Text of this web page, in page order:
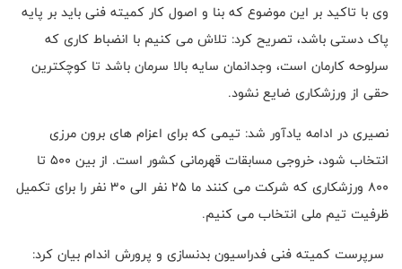
وی با تاکید بر این موضوع که بنا و اصول کار کمیته فنی باید بر پایه
پاک دستی باشد، تصریح کرد: تلاش می کنیم با انضباط کاری که
سرلوحه کارمان است، وجدانمان سایه بالا سرمان باشد تا کوچکترین
حقی از ورزشکاری ضایع نشود.
نصیری در ادامه یادآور شد: تیمی که برای اعزام های برون مرزی
انتخاب شود، خروجی مسابقات قهرمانی کشور است. از بین 500 تا
800 ورزشکاری که شرکت می کنند ما 25 نفر الی 30 نفر را برای تکمیل
ظرفیت تیم ملی انتخاب می کنیم.
سرپرست کمیته فنی فدراسیون بدنسازی و پرورش اندام بیان کرد: